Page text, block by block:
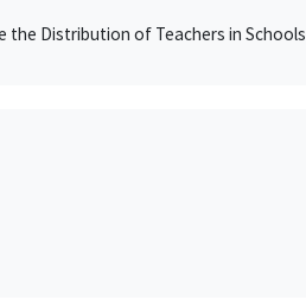
the Distribution of Teachers in Schools